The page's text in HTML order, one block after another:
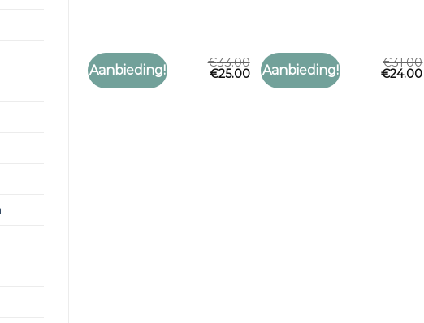
Aanbieding!
Toevoegen
SJAAL RUIT
sjaal ruit
€33.00
€25.00 Aanbieding!
Toevoegen
SJAAL RUIT
sjaal ruit
€31.00
€24.00